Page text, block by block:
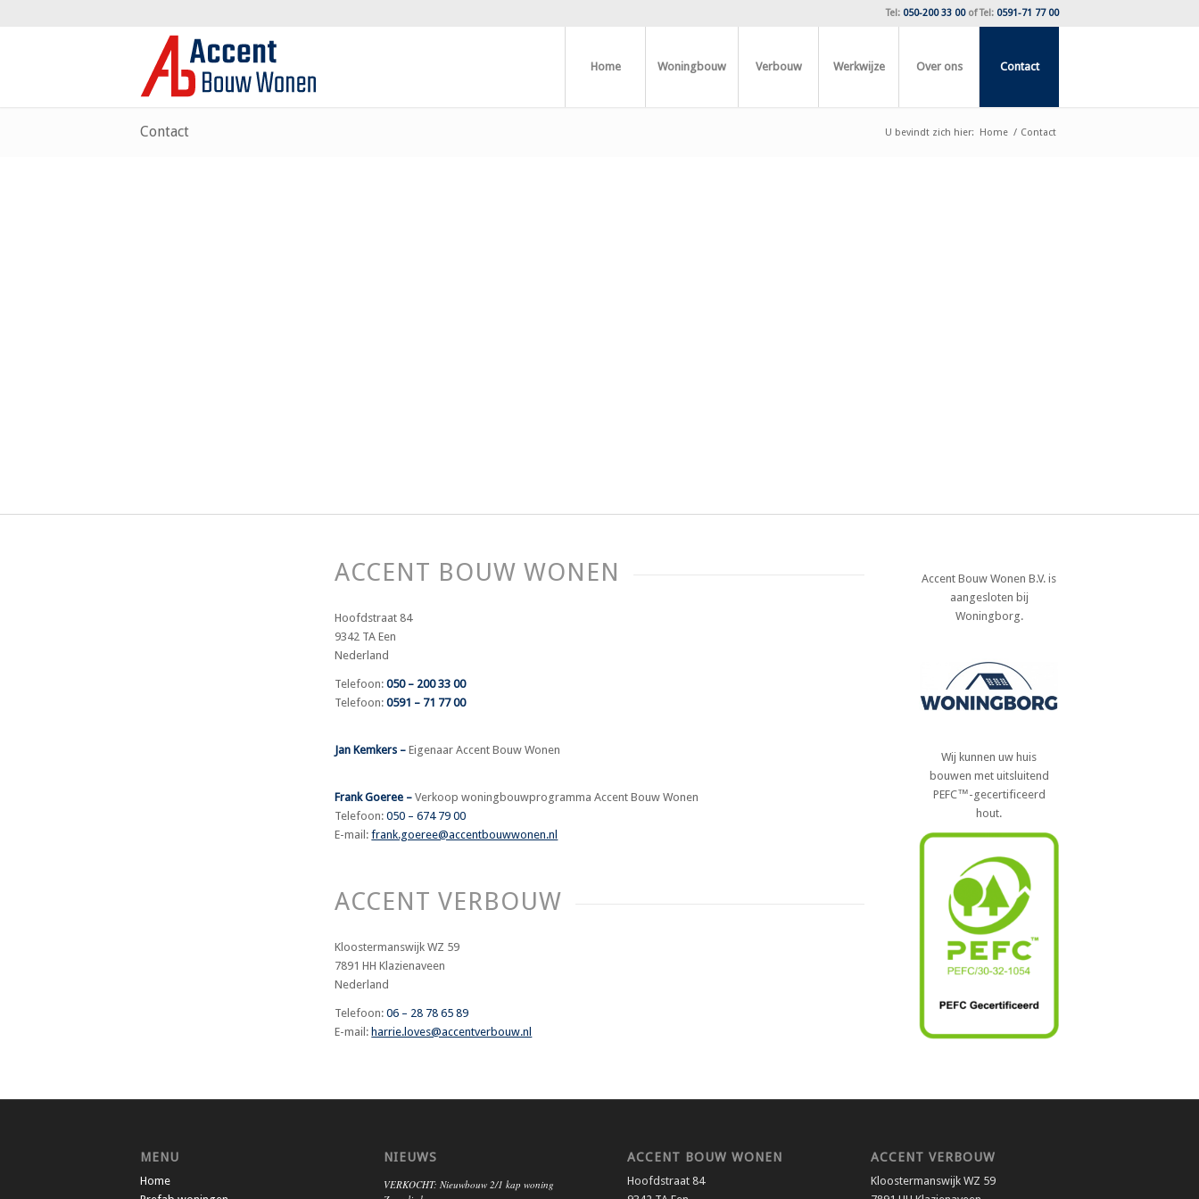
Tel: 050-200 33 00ofTel: 0591-71 77 00
Home Woningbouw Verbouw Werkwijze Over ons Contact
Contact U bevindt zich hier: Home / Contact
ACCENT BOUW WONEN
Hoofdstraat 84
9342 TA Een
Nederland
Telefoon:050 – 200 33 00
Telefoon:0591 – 71 77 00
Jan Kemkers – Eigenaar Accent Bouw Wonen
Frank Goeree –Verkoop woningbouwprogramma Accent Bouw Wonen
Telefoon:050 – 674 79 00
E-mail:frank.goeree@accentbouwwonen.nl
ACCENT VERBOUW
Kloostermanswijk WZ 59
7891 HH Klazienaveen
Nederland
Telefoon:06 – 28 78 65 89
E-mail: harrie.loves@accentverbouw.nl
Accent Bouw Wonen B.V. is
aangesloten bij
Woningborg.
Wij kunnen uw huis
bouwen met uitsluitend
PEFC™-gecertificeerd
hout.
MENU
Home
NIEUWS
VERKOCHT: Nieuwbouw 2/1 kap woning
ACCENT BOUW WONEN
Hoofdstraat 84
ACCENT VERBOUW
Kloostermanswijk WZ 59